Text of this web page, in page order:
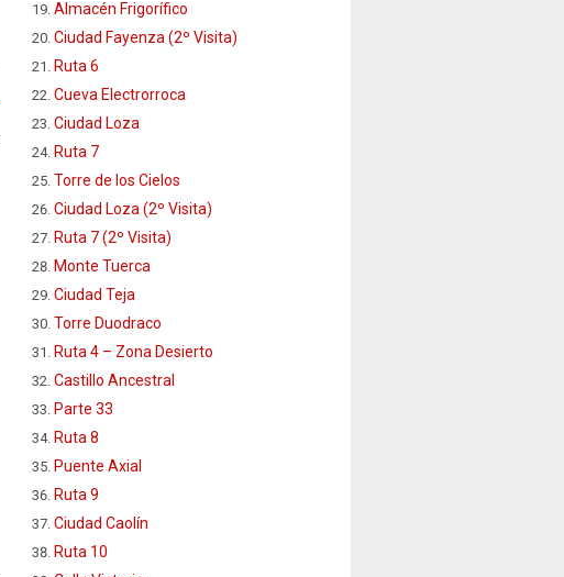
Almacén Frigorífico
Ciudad Fayenza (2º Visita)
Ruta 6
Cueva Electrorroca
Ciudad Loza
Ruta 7
Torre de los Cielos
Ciudad Loza (2º Visita)
Ruta 7 (2º Visita)
Monte Tuerca
Ciudad Teja
Torre Duodraco
Ruta 4 – Zona Desierto
Castillo Ancestral
Parte 33
Ruta 8
Puente Axial
Ruta 9
Ciudad Caolín
Ruta 10